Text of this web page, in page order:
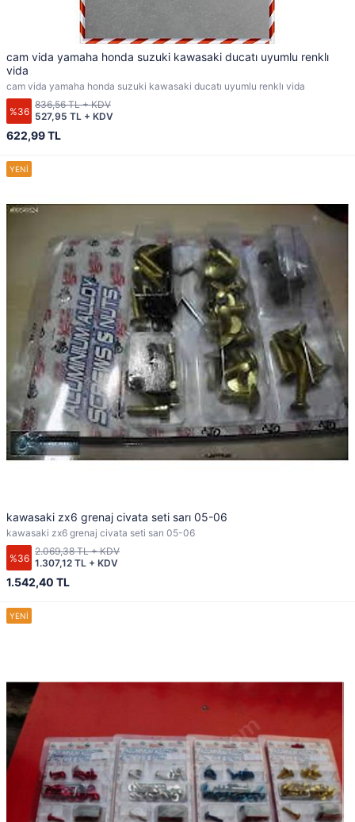
cam vida yamaha honda suzuki kawasaki ducatı uyumlu renklı
vida
cam vida yamaha honda suzuki kawasaki ducatı uyumlu renklı vida
%36
622,99 TL
527,95 TL + KDV
836,56 TL + KDV
kawasaki zx6 grenaj civata seti sarı 05-06
kawasaki zx6 grenaj civata seti sarı 05-06
%36
1.542,40 TL
1.307,12 TL + KDV
2.069,38 TL + KDV